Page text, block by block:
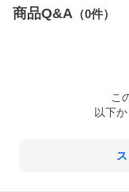
商品Q&A （0件）
こ
以下